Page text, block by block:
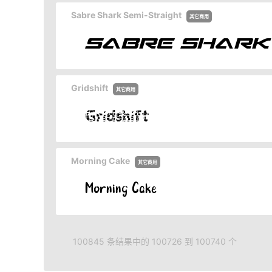
Sabre Shark Semi-Straight 其它商用
Gridshift 其它商用
Morning Cake 其它商用
100845 条结果中的 100726 到 100740 个